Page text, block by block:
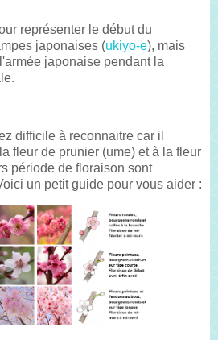
représenter le début du
japonaises (ukiyo-e), mais
japonaise pendant la
difficile à reconnaitre car il
fleur de prunier (ume) et à la fleur
période de floraison sont
un petit guide pour vous aider :